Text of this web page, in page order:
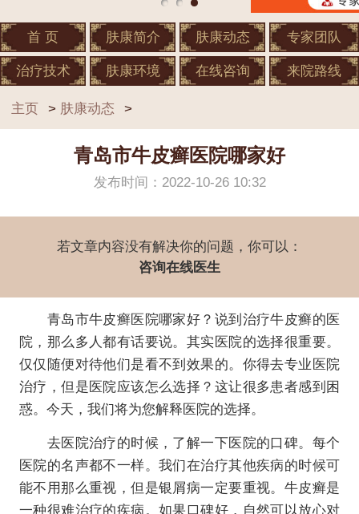
首 页 肤康简介 肤康动态 专家团队
治疗技术 肤康环境 在线咨询 来院路线
主页 > 肤康动态 >
青岛市牛皮癣医院哪家好
发布时间：2022-10-26 10:32
若文章内容没有解决你的问题，你可以：
咨询在线医生
青岛市牛皮癣医院哪家好？说到治疗牛皮癣的医
院，那么多人都有话要说。其实医院的选择很重要。
仅仅随便对待他们是看不到效果的。你得去专业医院
治疗，但是医院应该怎么选择？这让很多患者感到困
惑。今天，我们将为您解释医院的选择。
去医院治疗的时候，了解一下医院的口碑。每个
医院的名声都不一样。我们在治疗其他疾病的时候可
能不用那么重视，但是银屑病一定要重视。牛皮癣是
一种很难治疗的疾病。如果口碑好，自然可以放心对